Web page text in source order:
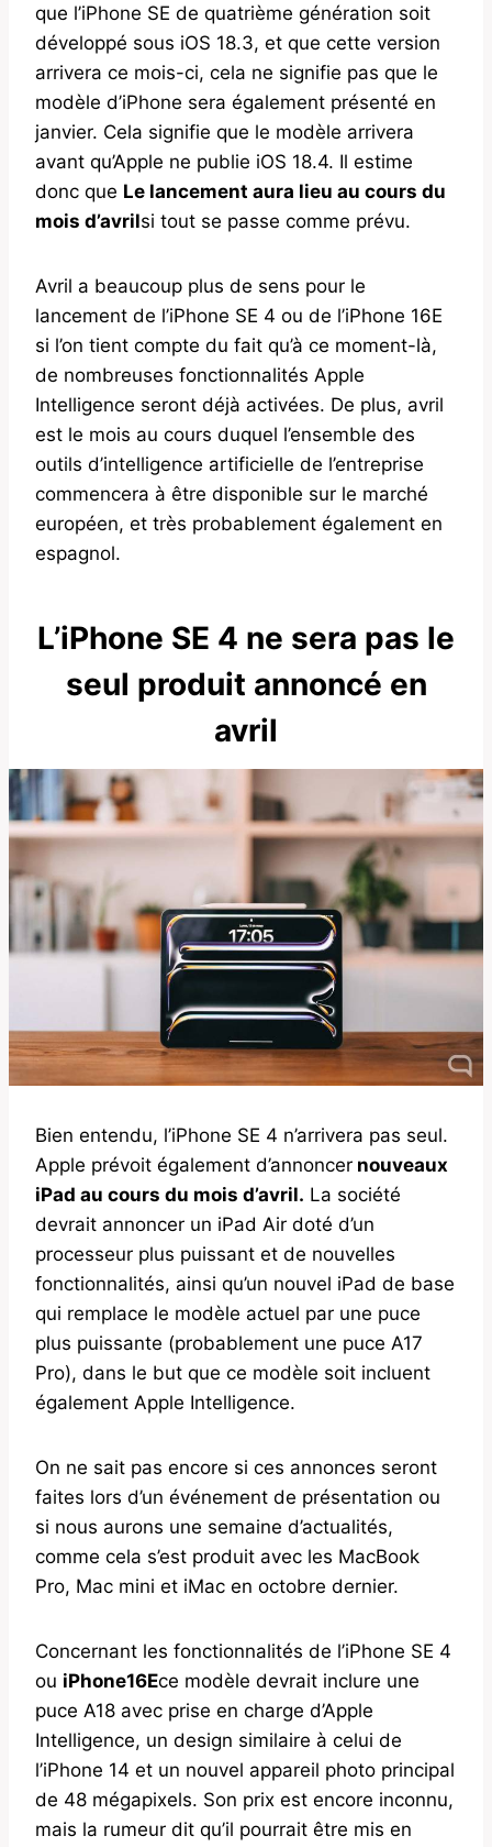
que l’iPhone SE de quatrième génération soit
développé sous iOS 18.3, et que cette version
arrivera ce mois-ci, cela ne signifie pas que le
modèle d’iPhone sera également présenté en
janvier. Cela signifie que le modèle arrivera
avant qu’Apple ne publie iOS 18.4. Il estime
donc que Le lancement aura lieu au cours du
mois d’avrilsi tout se passe comme prévu.
Avril a beaucoup plus de sens pour le
lancement de l’iPhone SE 4 ou de l’iPhone 16E
si l’on tient compte du fait qu’à ce moment-là,
de nombreuses fonctionnalités Apple
Intelligence seront déjà activées. De plus, avril
est le mois au cours duquel l’ensemble des
outils d’intelligence artificielle de l’entreprise
commencera à être disponible sur le marché
européen, et très probablement également en
espagnol.
L’iPhone SE 4 ne sera pas le
seul produit annoncé en
avril
Bien entendu, l’iPhone SE 4 n’arrivera pas seul.
Apple prévoit également d’annoncer nouveaux
iPad au cours du mois d’avril. La société
devrait annoncer un iPad Air doté d’un
processeur plus puissant et de nouvelles
fonctionnalités, ainsi qu’un nouvel iPad de base
qui remplace le modèle actuel par une puce
plus puissante (probablement une puce A17
Pro), dans le but que ce modèle soit incluent
également Apple Intelligence.
On ne sait pas encore si ces annonces seront
faites lors d’un événement de présentation ou
si nous aurons une semaine d’actualités,
comme cela s’est produit avec les MacBook
Pro, Mac mini et iMac en octobre dernier.
Concernant les fonctionnalités de l’iPhone SE 4
ou iPhone16Ece modèle devrait inclure une
puce A18 avec prise en charge d’Apple
Intelligence, un design similaire à celui de
l’iPhone 14 et un nouvel appareil photo principal
de 48 mégapixels. Son prix est encore inconnu,
mais la rumeur dit qu’il pourrait être mis en